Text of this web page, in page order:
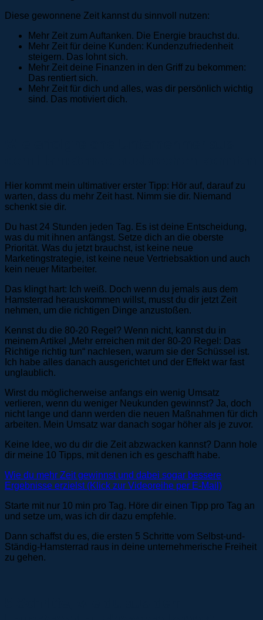
Diese gewonnene Zeit kannst du sinnvoll nutzen:
Mehr Zeit zum Auftanken. Die Energie brauchst du.
Mehr Zeit für deine Kunden: Kundenzufriedenheit
steigern. Das lohnt sich.
Mehr Zeit deine Finanzen in den Griff zu bekommen:
Das rentiert sich.
Mehr Zeit für dich und alles, was dir persönlich wichtig
sind. Das motiviert dich.
Hier kommt mein ultimativer erster Tipp: Hör auf, darauf zu
warten, dass du mehr Zeit hast. Nimm sie dir. Niemand
schenkt sie dir.
Du hast 24 Stunden jeden Tag. Es ist deine Entscheidung,
was du mit ihnen anfängst. Setze dich an die oberste
Priorität. Was du jetzt brauchst, ist keine neue
Marketingstrategie, ist keine neue Vertriebsaktion und auch
kein neuer Mitarbeiter.
Das klingt hart: Ich weiß. Doch wenn du jemals aus dem
Hamsterrad herauskommen willst, musst du dir jetzt Zeit
nehmen, um die richtigen Dinge anzustoßen.
Kennst du die 80-20 Regel? Wenn nicht, kannst du in
meinem Artikel „Mehr erreichen mit der 80-20 Regel: Das
Richtige richtig tun“ nachlesen, warum sie der Schüssel ist.
Ich habe alles danach ausgerichtet und der Effekt war fast
unglaublich.
Wirst du möglicherweise anfangs ein wenig Umsatz
verlieren, wenn du weniger Neukunden gewinnst? Ja, doch
nicht lange und dann werden die neuen Maßnahmen für dich
arbeiten. Mein Umsatz war danach sogar höher als je zuvor.
Keine Idee, wo du dir die Zeit abzwacken kannst? Dann hole
dir meine 10 Tipps, mit denen ich es geschafft habe.
Wie du mehr Zeit gewinnst und dabei sogar bessere
Ergebnisse erzielst (Klick zur Videoreihe per E-Mail)
Starte mit nur 10 min pro Tag. Höre dir einen Tipp pro Tag an
und setze um, was ich dir dazu empfehle.
Dann schaffst du es, die ersten 5 Schritte vom Selbst-und-
Ständig-Hamsterrad raus in deine unternehmerische Freiheit
zu gehen.